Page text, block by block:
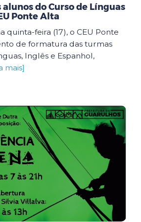
do Curso de Línguas
Ponte Alta
quinta-feira (17), o CEU Ponte
de formatura das turmas
Inglês e Espanhol,
mais]